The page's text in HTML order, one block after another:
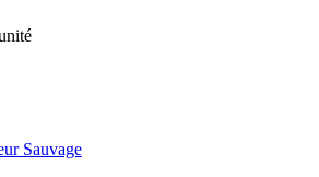
Sauvage